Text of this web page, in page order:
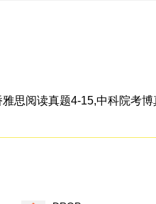
思阅读真题4-15,中科院考博